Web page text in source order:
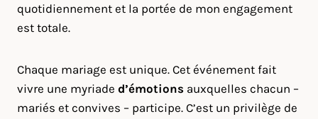
quotidiennement et la portée de mon engagement
est totale.
Chaque mariage est unique. Cet événement fait
vivre une myriade d’émotions auxquelles chacun –
mariés et convives – participe. C’est un privilège de